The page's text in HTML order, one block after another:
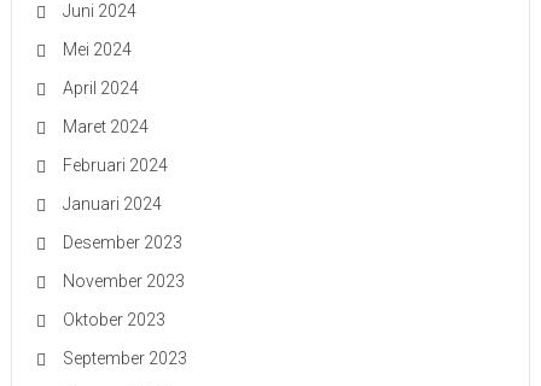
Juni 2024
Mei 2024
April 2024
Maret 2024
Februari 2024
Januari 2024
Desember 2023
November 2023
Oktober 2023
September 2023